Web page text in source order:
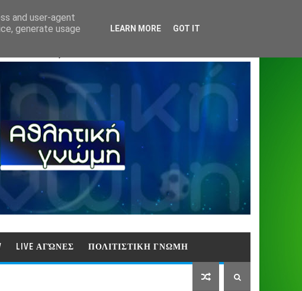
LIVE ΑΓΏΝΕΣ ΠΟΛΙΤΙΣΤΙΚΗ ΓΝΩΜΗ
and user-agent
generate usage
LEARN MORE GOT IT